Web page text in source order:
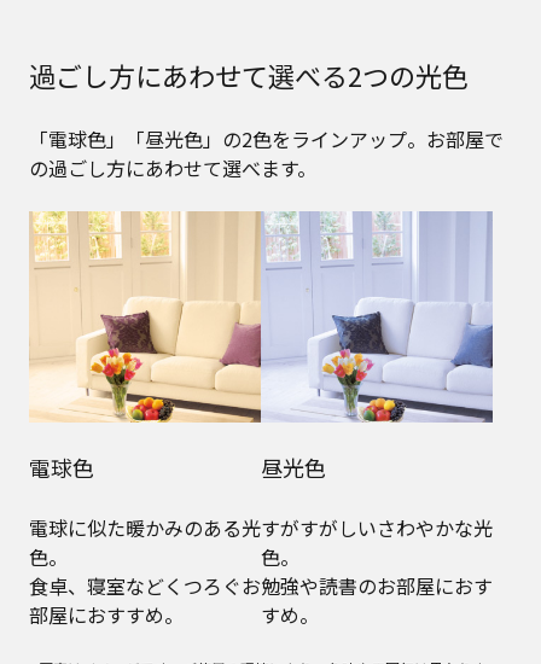
過ごし方にあわせて選べる2つの光色
「電球色」「昼光色」の2色をラインアップ。お部屋で
の過ごし方にあわせて選べます。
電球色
電球に似た暖かみのある光
色。
食卓、寝室などくつろぐお
部屋におすすめ。
昼光色
すがすがしいさわやかな光
色。
勉強や読書のお部屋におす
すめ。